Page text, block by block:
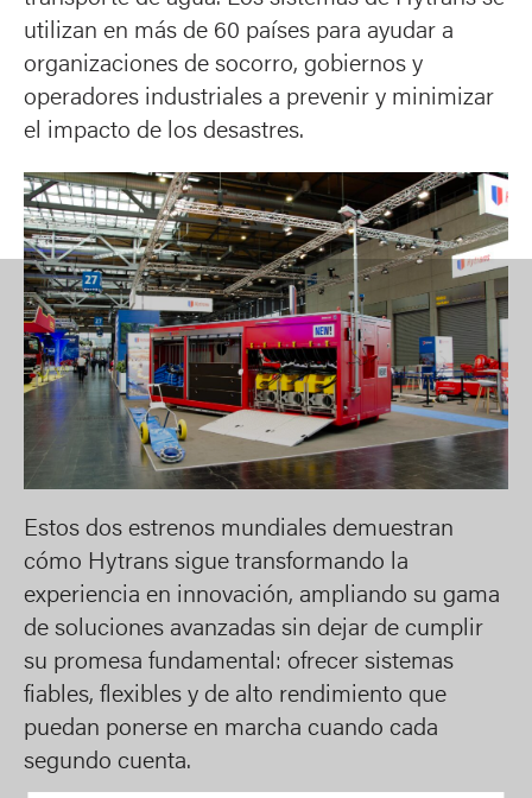
utilizan en más de 60 países para ayudar a
organizaciones de socorro, gobiernos y
operadores industriales a prevenir y minimizar
el impacto de los desastres.
Estos dos estrenos mundiales demuestran
cómo Hytrans sigue transformando la
experiencia en innovación, ampliando su gama
de soluciones avanzadas sin dejar de cumplir
su promesa fundamental: ofrecer sistemas
fiables, flexibles y de alto rendimiento que
puedan ponerse en marcha cuando cada
segundo cuenta.